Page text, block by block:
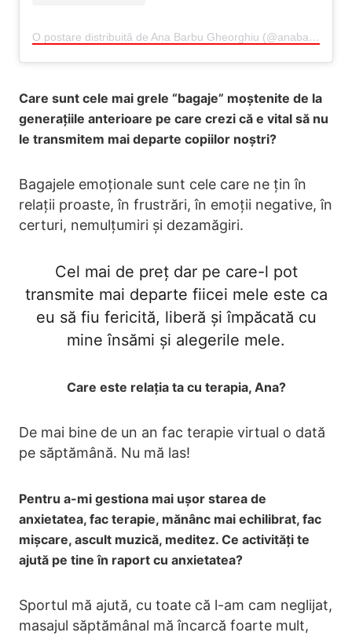
O postare distribuită de Ana Barbu Gheorghiu (@anabarbu_o)
Care sunt cele mai grele “bagaje” moștenite de la
generațiile anterioare pe care crezi că e vital să nu
le transmitem mai departe copiilor noștri?
Bagajele emoționale sunt cele care ne țin în
relații proaste, în frustrări, în emoții negative, în
certuri, nemulțumiri și dezamăgiri.
Cel mai de preț dar pe care-l pot
transmite mai departe fiicei mele este ca
eu să fiu fericită, liberă și împăcată cu
mine însămi și alegerile mele.
Care este relația ta cu terapia, Ana?
De mai bine de un an fac terapie virtual o dată
pe săptămână. Nu mă las!
Pentru a-mi gestiona mai ușor starea de
anxietatea, fac terapie, mănânc mai echilibrat, fac
mișcare, ascult muzică, meditez. Ce activități te
ajută pe tine în raport cu anxietatea?
Sportul mă ajută, cu toate că l-am cam neglijat,
masajul săptămânal mă încarcă foarte mult,